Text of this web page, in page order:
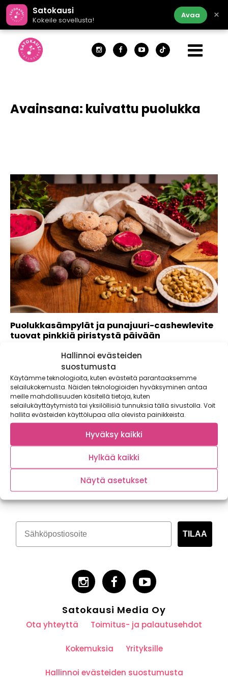
Hallinnoi evästeiden
suostumusta
Käytämme teknologioita, kuten evästeitä parantaaksemme
selailukokemusta. Näiden teknologioiden hyväksyminen antaa
meille mahdollisuuden käsitellä tietoja, kuten
selailukäyttäytymistä tai yksilöllisiä tunnuksia tällä sivustolla. Voit
hallita evästeiden käyttölupaa alla olevista painikkeista.
Hyväksy kaikki
Hylkää kaikki
Näytä asetukset
Satokausi
Kokeile sovellusta!
Avaa ×
Avainsana: kuivattu puolukka
Puolukkasämpylät ja punajuuri-cashewlevite
tuovat pinkkiä piristystä päivään
Tuleeko sinun syötyä kourallinen marjoja päivässä? Melko
harvalla tulee, vaikka pohjoisten metsien oma superruoka...
Tilaa kasvispitoinen uutiskirje
TILAA
Satokausi Media Oy
Ota yhteyttä Toimitus- ja palautusehdot
Kokemuksia Yrityksille
Hallinnoi evästeiden suostumusta